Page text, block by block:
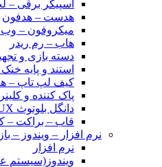
اسپیکر برقی –
هدست – هدفون
میکروفون –
هاب – رم ریدر
دسته بازی و
استند و پایه
کیف لپ تاپ –
پاک کننده و
دانگل بلوتوث USB – AUX
قاب – براکت –
نرم افزار – ویندوز –
نرم افزار
ویندوز(سیستم